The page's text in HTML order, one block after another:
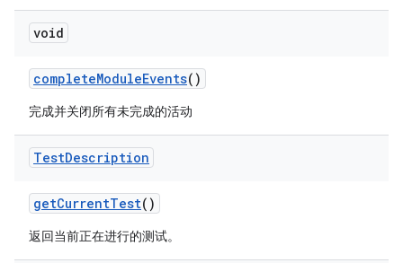
void
completeModuleEvents()
完成并关闭所有未完成的活动
TestDescription
getCurrentTest()
返回当前正在进行的测试。